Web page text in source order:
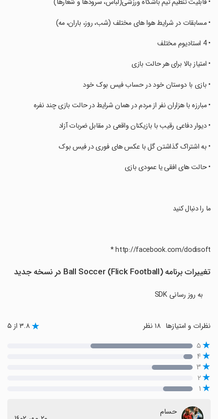
‏• قابلیت تنظیم تیم باشگاه ورزشی(لباس، سرودها و شعارها)
‏• مسابقات در شرایط هوا های مختلف (شب، روز، باران، مه)
‏• 4 استادیوم مختلف
‏• امتیاز بالا برای هر حالت بازی
‏• بازی با دوستان خود در حساب فیس بوک خود
‏• مبارزه با هزاران نفر از مردم در همان شرایط در حالت بازی چند نفره
‏• دیوار دفاعی رقیب با بازیکنان واقعی در مقابل ضربات آزاد
‏• به اشتراک گذاشتن گل با عکس های فوری در فیس بوک
‏• حالت های افقی یا عمودی بازی
‏ما را دنبال کنید
تغییرات برنامه Ball Soccer (Flick Football) در نسخه جدید
به روز رسانی SDK
نظرات و امتیازها ۳.۸ از ۵
۵
۴
۳
۲
۱
حسام